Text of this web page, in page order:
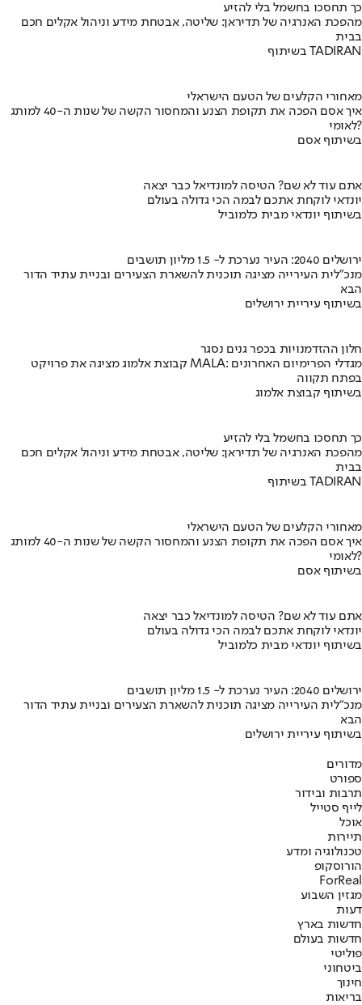
כך תחסכו בחשמל בלי להזיע
מהפכת האנרגיה של תדיראן: שליטה, אבטחת מידע וניהול אקלים חכם
בבית
בשיתוף TADIRAN
מאחורי הקלעים של הטעם הישראלי
איך אסם הפכה את תקופת הצנע והמחסור הקשה של שנות ה-40 למותג
לאומי?
בשיתוף אסם
אתם עוד לא שם? הטיסה למונדיאל כבר יצאה
יונדאי לוקחת אתכם לבמה הכי גדולה בעולם
בשיתוף יונדאי מבית כלמוביל
ירושלים 2040: העיר נערכת ל- 1.5 מליון תושבים
מנכ"לית העירייה מציגה תוכנית להשארת הצעירים ובניית עתיד הדור
הבא
בשיתוף עיריית ירושלים
חלון ההזדמנויות בכפר גנים נסגר
קבוצת אלמוג מציגה את פרויקט MALA: מגדלי הפרימיום האחרונים
בפתח תקווה
בשיתוף קבוצת אלמוג
כך תחסכו בחשמל בלי להזיע
מהפכת האנרגיה של תדיראן: שליטה, אבטחת מידע וניהול אקלים חכם
בבית
בשיתוף TADIRAN
מאחורי הקלעים של הטעם הישראלי
איך אסם הפכה את תקופת הצנע והמחסור הקשה של שנות ה-40 למותג
לאומי?
בשיתוף אסם
אתם עוד לא שם? הטיסה למונדיאל כבר יצאה
יונדאי לוקחת אתכם לבמה הכי גדולה בעולם
בשיתוף יונדאי מבית כלמוביל
ירושלים 2040: העיר נערכת ל- 1.5 מליון תושבים
מנכ"לית העירייה מציגה תוכנית להשארת הצעירים ובניית עתיד הדור
הבא
בשיתוף עיריית ירושלים
מדורים
ספורט
תרבות ובידור
לייף סטייל
אוכל
תיירות
טכנולוגיה ומדע
הורוסקופ
ForReal
מגזין השבוע
דעות
חדשות בארץ
חדשות בעולם
פוליטי
ביטחוני
חינוך
בריאות